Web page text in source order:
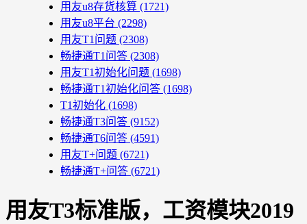
用友u8存货核算 (1721)
用友u8平台 (2298)
用友T1问题 (2308)
畅捷通T1问答 (2308)
用友T1初始化问题 (1698)
畅捷通T1初始化问答 (1698)
T1初始化 (1698)
畅捷通T3问答 (9152)
畅捷通T6问答 (4591)
用友T+问题 (6721)
畅捷通T+问答 (6721)
用友T3标准版，工资模块2019